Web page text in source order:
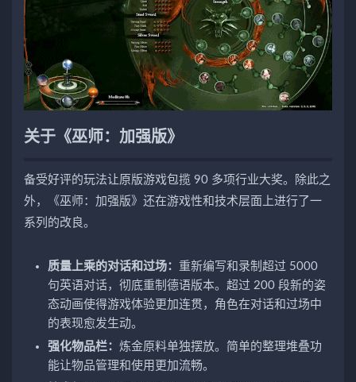
关于《巫师：加强版》
备受好评的玩法让原版游戏包揽 90 多项行业大奖。除此之
外，《巫师：加强版》还在游戏性和技术层面上进行了一
系列的改良。
质量上乘的对话和过场： 重新编写和录制超过 5000
句英语对话，彻底重制德语版本。超过 200 段新的姿
态动画使得游戏体验更加连贯，角色在对话和过场中
的表现愈发生动。
强化物品栏： 炼金原料单独摆放。简单的整理堆叠功
能让物品管理和使用更加流畅。